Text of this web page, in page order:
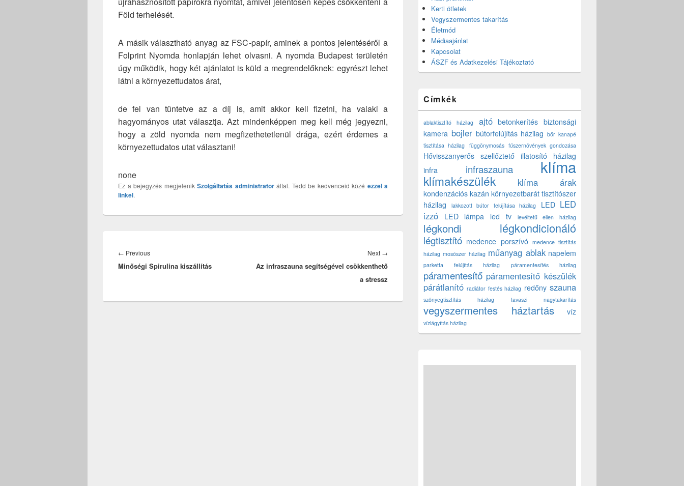
Föld terhelését.
A másik választható anyag az FSC-papír, aminek a pontos jelentéséről a
Folprint Nyomda honlapján lehet olvasni. A nyomda Budapest területén
úgy működik, hogy két ajánlatot is küld a megrendelőknek: egyrészt lehet
látni a környezettudatos árat,
de fel van tüntetve az a díj is, amit akkor kell fizetni, ha valaki a
hagyományos utat választja. Azt mindenképpen meg kell még jegyezni,
hogy a zöld nyomda nem megfizethetetlenül drága, ezért érdemes a
környezettudatos utat választani!
none
Ez a bejegyzés megjelenik Szolgáltatás administratoráltal. Tedd be kedvenceid közé ezzel a
linkel.
navigáció
← PreviousPrevious
post:
Minőségi Spirulina kiszállítás
Next →
post:
Az infraszauna segítségével csökkenthető
a stressz
Kerti ötletek
Vegyszermentes takarítás
Életmód
Médiaajánlat
Kapcsolat
ÁSZF és Adatkezelési Tájékoztató
Címkék
ablaktisztító házilag ajtó betonkerítés biztonsági
kamera bojler bútorfelújítás házilag bőr kanapé
tisztítása házilag függönymosás fűszernövények gondozása
Hővisszanyerős szellőztető illatosító házilag
infra
infraszauna klíma
klímakészülék klíma árak
kondenzációs kazán környezetbarát tisztítószer
házilag
lakkozott bútor felújítása házilag LED LED
izzó
LED lámpa led tv levéltetű ellen házilag
légkondi légkondicionáló
légtisztító medence porszívó medence tisztítás
házilag mosószer házilag műanyag ablak napelem
parketta felújítás házilag páramentesítés házilag
páramentesítő páramentesítő készülék
párátlanító radiátor festés házilag redőny szauna
szőnyegtisztítás házilag tavaszi nagytakarítás
vegyszermentes háztartás víz
vízlágyítás házilag